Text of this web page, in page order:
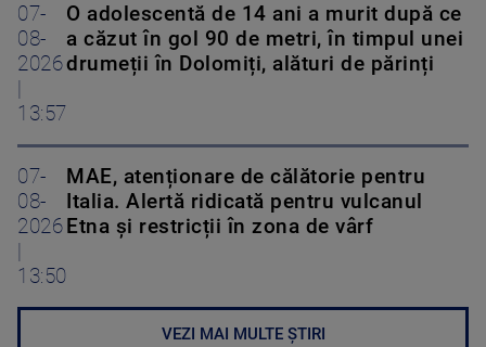
07-
08-
2026
|
13:57
O adolescentă de 14 ani a murit după ce
a căzut în gol 90 de metri, în timpul unei
drumeții în Dolomiți, alături de părinți
07-
08-
2026
|
13:50
MAE, atenționare de călătorie pentru
Italia. Alertă ridicată pentru vulcanul
Etna și restricții în zona de vârf
VEZI MAI MULTE ȘTIRI